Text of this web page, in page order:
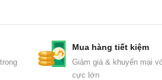
Mua hàng tiết kiệm
Giảm giá & khuyến mại
cực lớn